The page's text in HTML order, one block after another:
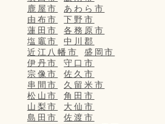
鹿屋市
あわら市
由布市
下野市
蓮田市
各務原市
塩竈市
中川郡
近江八幡市
盛岡市
伊丹市
守口市
宗像市
佐久市
串間市
久留米市
松山市
角田市
山梨市
大仙市
島田市
佐渡市